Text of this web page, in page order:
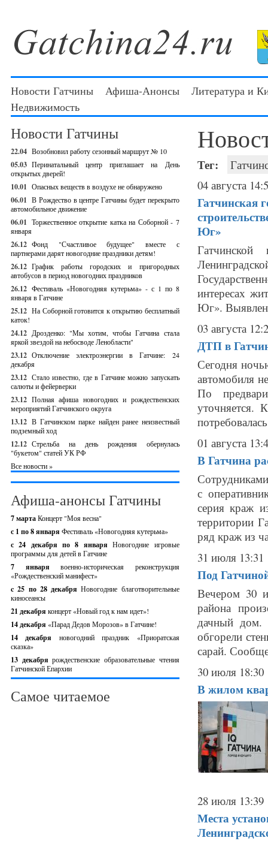
Новости Гатчины Афиша-Анонсы
Литература и
Недвижимость
Новости Гатчины
22.04 Возобновил работу сезонный маршрут № 10
05.03 Перинатальный центр приглашает на День
открытых дверей!
10.01 Опасных веществ в воздухе не обнаружено
06.01 В Рождество в центре Гатчины будет перекрыто
автомобильное движение
06.01 Торжественное открытие катка на Соборной - 7
января
26.12 Фонд "Счастливое будущее" вместе с
партнерами дарят новогодние праздники детям!
26.12 График работы городских и пригородных
автобусов в период новогодних праздников
26.12 Фестиваль «Новогодняя кутерьма» - с 1 по 8
января в Гатчине
25.12 На Соборной готовится к открытию бесплатный
каток!
24.12 Дрозденко: "Мы хотим, чтобы Гатчина стала
яркой звездой на небосводе Ленобласти"
23.12 Отключение электроэнергии в Гатчине: 24
декабря
23.12 Стало известно, где в Гатчине можно запускать
салюты и фейерверки
23.12 Полная афиша новогодних и рождественских
мероприятий Гатчинского округа
13.12 В Гатчинском парке найден ранее неизвестный
подземный ход
12.12 Стрельба на день рождения обернулась
"букетом" статей УК РФ
Все новости »
Афиша-анонсы Гатчины
7 мартаКонцерт "Моя весна"
с 1 по 8 января Фестиваль «Новогодняя кутерьма»
с 24 декабря по 8 январяНовогодние игровые
программы для детей в Гатчине
7 январявоенно-историческая реконструкция
«Рождественский манифест»
c 25 по 28 декабряНовогодние благотворительные
киносеансы
21 декабря концерт «Новый год к нам идет»!
14 декабря «Парад Дедов Морозов» в Гатчине!
14 декабря новогодний праздник «Приоратская
сказка»
13 декабрярождественские образовательные чтения
Гатчинской Епархии
Самое читаемое
Тег:
04 августа
Гатчинская
Юг»
интересах
Юг».
03 августа
ДТП в
Сегодня
автомобиля
По
уточняется.
01 августа
В Гатчина
с
серия краж
территории
ряд краж из
31 июля 13:31
Под
Вечером 30
района
дачный дом.
обгорели
сарай.
30 июля 18:30
В жилом
28 июля 13:39
Места